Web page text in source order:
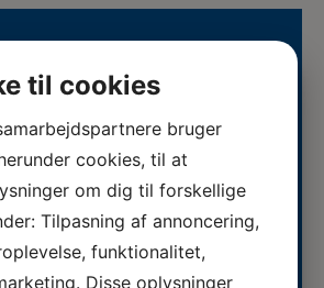
for oplæringsansvarlige på
uddannelsen
Se invitationen
til cookies
bruger
cookies, til at
om dig til forskellige
Tilpasning af annoncering,
funktionalitet,
Disse oplysninger